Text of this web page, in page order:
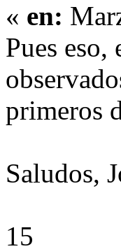
« en:
Pues eso,
primeros
Saludos,
15